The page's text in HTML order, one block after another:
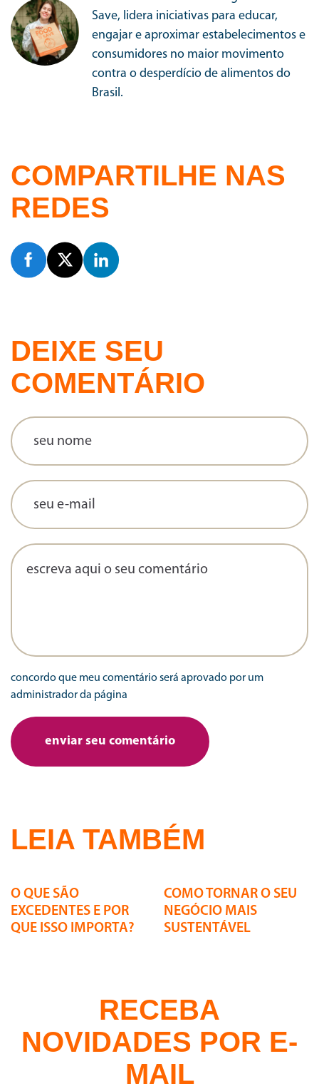
Save, lidera iniciativas para educar,
engajar e aproximar estabelecimentos e
consumidores no maior movimento
contra o desperdício de alimentos do
Brasil.
COMPARTILHE NAS
REDES
DEIXE SEU
COMENTÁRIO
concordo que meu comentário será aprovado por um
administrador da página
LEIA TAMBÉM
O QUE SÃO
EXCEDENTES E POR
QUE ISSO IMPORTA?
COMO TORNAR O SEU
NEGÓCIO MAIS
SUSTENTÁVEL
RECEBA
NOVIDADES POR E-
MAIL